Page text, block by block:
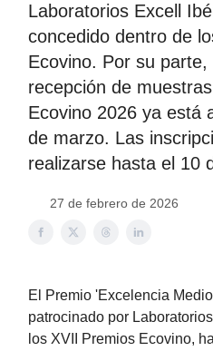
Laboratorios Excell
concedido dentro de
Ecovino. Por su parte,
recepción de
Ecovino 2026 ya está
de marzo. Las
realizarse hasta el 10
27 de febrero de 2026
El Premio 'Excelencia
patrocinado por
los XVII Premios Ecovino,